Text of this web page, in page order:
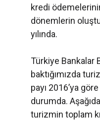
kredi
dönemlerin
yılında.
Türkiye Bankalar
baktığımızda
payı 2016’ya
durumda.
turizmin toplam